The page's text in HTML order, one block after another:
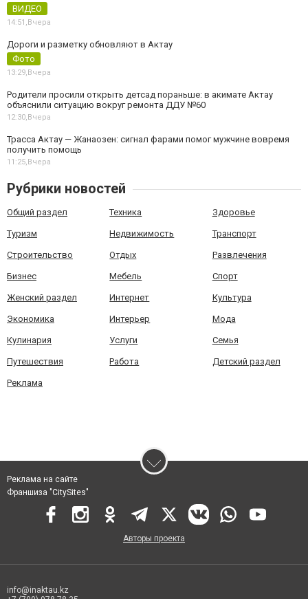
ВИДЕО
14:51,Вчера
Дороги и разметку обновляют в Актау
Фото
13:29,Вчера
Родители просили открыть детсад пораньше: в акимате Актау
объяснили ситуацию вокруг ремонта ДДУ №60
12:30,Вчера
Трасса Актау — Жанаозен: сигнал фарами помог мужчине вовремя
получить помощь
11:25,Вчера
Рубрики новостей
Общий раздел Техника Здоровье
Туризм Недвижимость Транспорт
Строительство Отдых Развлечения
Бизнес Мебель Спорт
Женский раздел Интернет Культура
Экономика Интерьер Мода
Кулинария Услуги Семья
Путешествия Работа Детский раздел
Реклама
Реклама на сайте
Франшиза "CitySites"
Авторы проекта
info@inaktau.kz